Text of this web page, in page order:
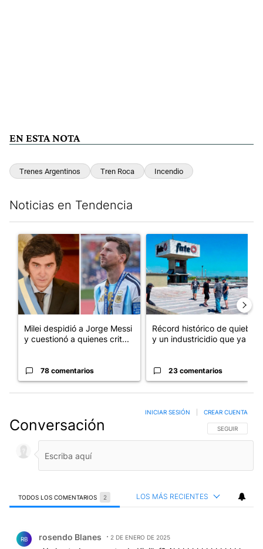
EN ESTA NOTA
Trenes Argentinos Tren Roca Incendio
Noticias en Tendencia
Un artículo de tendencia con el título "Milei despidió a Jorge
Milei despidió a Jorge Messi
y cuestionó a quienes crit...
78 comentarios
Un artículo de tendencia
Récord histórico de quiebras
y un industricidio que ya ...
23 comentarios
Conversación SIGA ESTA
SEGUIR
INICIAR SESIÓN CREAR CUENTA
TODOS LOS COMENTARIOS 2 LOS MÁS RECIENTES
RB rosendo Blanes 2 DE ENERO DE 2025